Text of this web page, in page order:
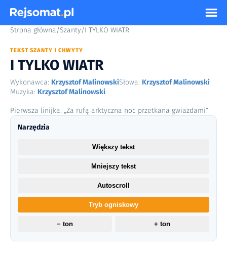
Strona główna/Szanty/I TYLKO WIATR
TEKST SZANTY I CHWYTY
I TYLKO WIATR
Wykonawca: Krzysztof MalinowskiSłowa: Krzysztof Malinowski
Muzyka: Krzysztof Malinowski
Pierwsza linijka: „Za rufą arktyczna noc przetkana gwiazdami”
Narzędzia
Większy tekst
Mniejszy tekst
Autoscroll
Tryb ogniskowy
− ton + ton